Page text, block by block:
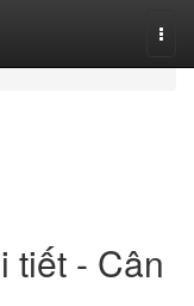
tiết - Cân